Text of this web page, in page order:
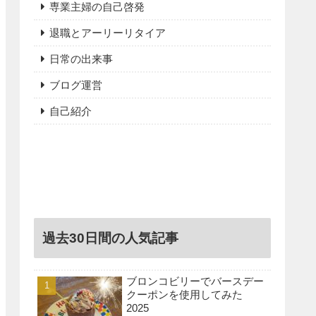
専業主婦の自己啓発
退職とアーリーリタイア
日常の出来事
ブログ運営
自己紹介
過去30日間の人気記事
ブロンコビリーでバースデー
クーポンを使用してみた
2025